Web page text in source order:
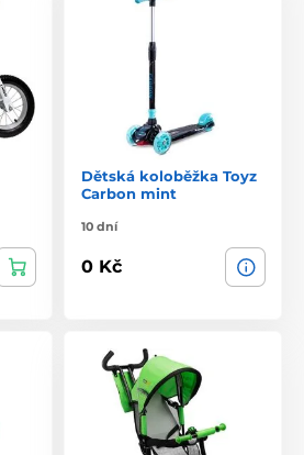
Dětská koloběžka Toyz
Carbon mint
10 dní
0 Kč